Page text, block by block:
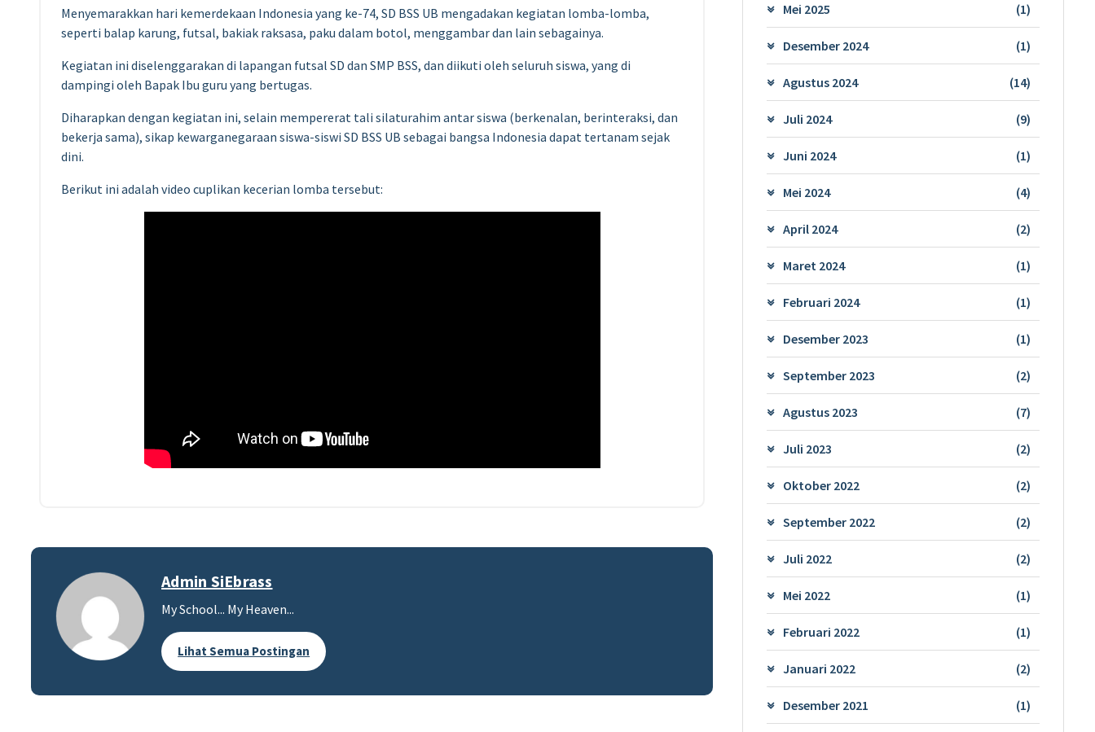
Menyemarakkan hari kemerdekaan Indonesia yang ke-74, SD BSS UB mengadakan kegiatan lomba-lomba,
seperti balap karung, futsal, bakiak raksasa, paku dalam botol, menggambar dan lain sebagainya.
Kegiatan ini diselenggarakan di lapangan futsal SD dan SMP BSS, dan diikuti oleh seluruh siswa, yang di
dampingi oleh Bapak Ibu guru yang bertugas.
Diharapkan dengan kegiatan ini, selain mempererat tali silaturahim antar siswa (berkenalan, berinteraksi, dan
bekerja sama), sikap kewarganegaraan siswa-siswi SD BSS UB sebagai bangsa Indonesia dapat tertanam sejak
dini.
Berikut ini adalah video cuplikan kecerian lomba tersebut:
Admin SiEbrass
My School... My Heaven...
Lihat Semua Postingan
Mei 2025 (1)
Desember 2024 (1)
Agustus 2024 (14)
Juli 2024 (9)
Juni 2024 (1)
Mei 2024 (4)
April 2024 (2)
Maret 2024 (1)
Februari 2024 (1)
Desember 2023 (1)
September 2023 (2)
Agustus 2023 (7)
Juli 2023 (2)
Oktober 2022 (2)
September 2022 (2)
Juli 2022 (2)
Mei 2022 (1)
Februari 2022 (1)
Januari 2022 (2)
Desember 2021 (1)